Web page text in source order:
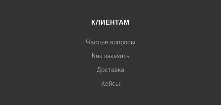
КЛИЕНТАМ
Частые вопросы
Как заказать
Доставка
Кейсы